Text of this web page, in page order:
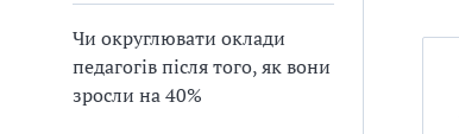
Чи округлювати оклади
педагогів після того, як вони
зросли на 40%